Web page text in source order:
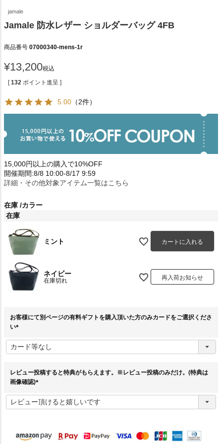
jamale
Jamale 防水レザー ショルダーバッグ 4FB
商品番号 07000340-mens-1r
¥13,200税込
[ 132 ポイント進呈 ]
5.00 （2件）
15,000円以上の購入で10%OFF
開催期間:8/8 10:00-8/17 9:59
詳細・その他対象アイテム一覧はこちら
在庫 カラー
在庫
ミント カートに入れる
ネイビー
在庫切れ 再入荷お知らせ
お客様にて別ページの有料ギフトを購入頂いた方のみカードをご選択くださ
い
必
須
レビュー投稿すると特典がもらえます。※レビュー投稿のみだけ。(特典は
画像確認)
必
須